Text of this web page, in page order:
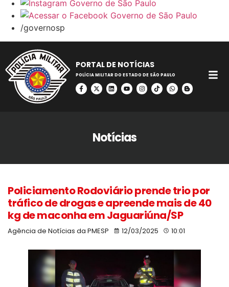
/governosp
PORTAL DE NOTÍCIAS
POLÍCIA MILITAR DO ESTADO DE SÃO PAULO
Notícias
Policiamento Rodoviário prende trio por
tráfico de drogas e apreende mais de 40
kg de maconha em Jaguariúna/SP
Agência de Notícias da PMESP 12/03/2025 10:01